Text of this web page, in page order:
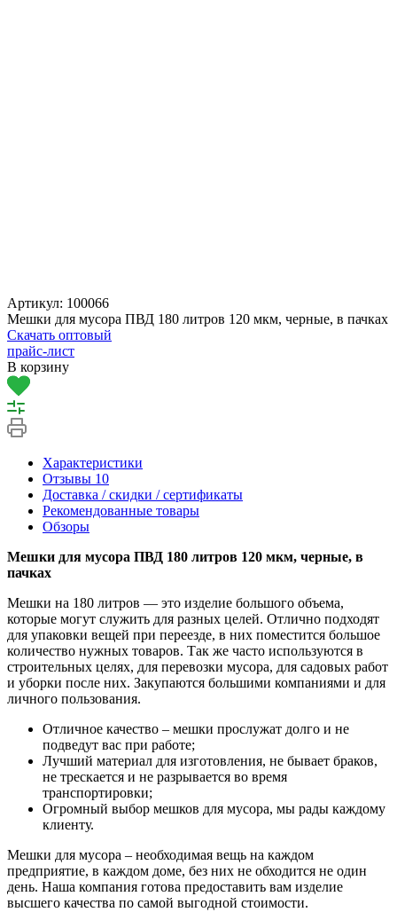
Артикул: 100066
Мешки для мусора ПВД 180 литров 120 мкм, черные, в пачках
Скачать оптовый
прайс-лист
В корзину
Характеристики
Отзывы 10
Доставка / скидки / сертификаты
Рекомендованные товары
Обзоры
Мешки для мусора ПВД 180 литров 120 мкм, черные, в
пачках
Мешки на 180 литров — это изделие большого объема,
которые могут служить для разных целей. Отлично подходят
для упаковки вещей при переезде, в них поместится большое
количество нужных товаров. Так же часто используются в
строительных целях, для перевозки мусора, для садовых работ
и уборки после них. Закупаются большими компаниями и для
личного пользования.
Отличное качество – мешки прослужат долго и не
подведут вас при работе;
Лучший материал для изготовления, не бывает браков,
не трескается и не разрывается во время
транспортировки;
Огромный выбор мешков для мусора, мы рады каждому
клиенту.
Мешки для мусора – необходимая вещь на каждом
предприятие, в каждом доме, без них не обходится не один
день. Наша компания готова предоставить вам изделие
высшего качества по самой выгодной стоимости.